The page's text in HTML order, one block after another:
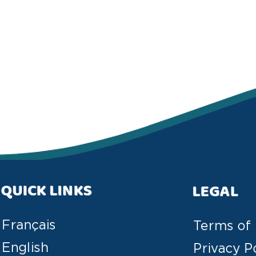
QUICK LINKS
Français
English
LEGAL
Terms of
Privacy